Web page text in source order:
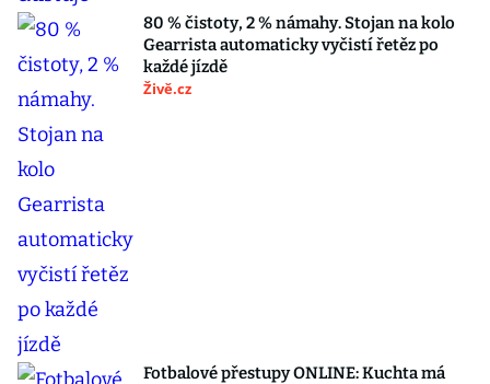
80 % čistoty, 2 % námahy. Stojan na kolo
Gearrista automaticky vyčistí řetěz po
každé jízdě
Živě.cz
Fotbalové přestupy ONLINE: Kuchta má